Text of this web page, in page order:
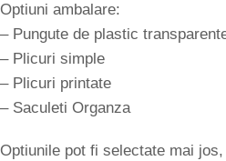
Optiuni ambalare:
– Pungute de plastic
– Plicuri simple
– Plicuri printate
– Saculeti Organza
Optiunile pot fi selectate mai